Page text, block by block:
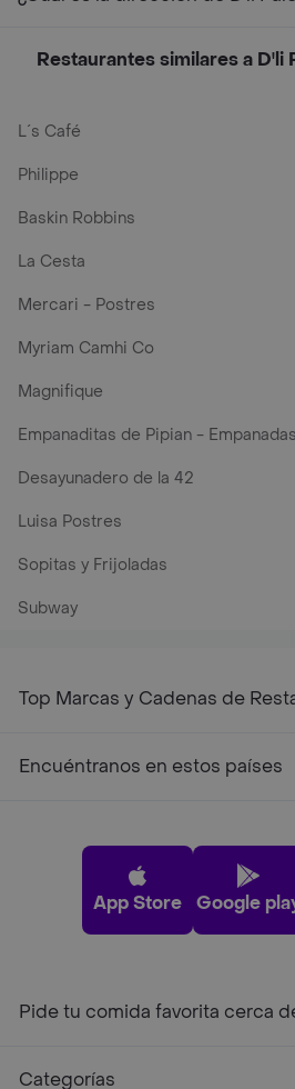
Restaurantes similares a D'li
L´s Café
Philippe
Baskin Robbins
La Cesta
Mercari - Postres
Myriam Camhi Co
Magnifique
Empanaditas de Pipian - Empanadas
Desayunadero de la 42
Luisa Postres
Sopitas y Frijoladas
Subway
Top Marcas y Cadenas de
Encuéntranos en estos países
App Store Google
Pide tu comida favorita cerca
Categorías